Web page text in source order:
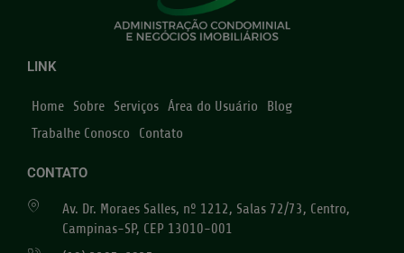
LINK
Home Sobre Serviços Área do Usuário
Blog
Trabalhe Conosco
Contato
CONTATO
Av. Dr. Moraes Salles, nº 1212, Salas 72/73, Centro,
Campinas-SP, CEP 13010-001